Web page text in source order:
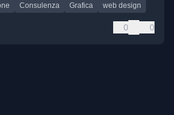
Consulenza Grafica web design
0 0